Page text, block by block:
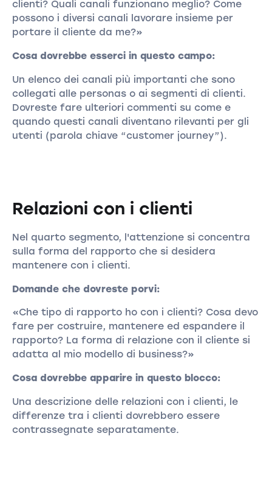
clienti? Quali canali funzionano meglio? Come
possono i diversi canali lavorare insieme per
portare il cliente da me?»
Cosa dovrebbe esserci in questo campo:
Un elenco dei canali più importanti che sono
collegati alle personas o ai segmenti di clienti.
Dovreste fare ulteriori commenti su come e
quando questi canali diventano rilevanti per gli
utenti (parola chiave “customer journey”).
Relazioni con i clienti
Nel quarto segmento, l'attenzione si concentra
sulla forma del rapporto che si desidera
mantenere con i clienti.
Domande che dovreste porvi:
«Che tipo di rapporto ho con i clienti? Cosa devo
fare per costruire, mantenere ed espandere il
rapporto? La forma di relazione con il cliente si
adatta al mio modello di business?»
Cosa dovrebbe apparire in questo blocco:
Una descrizione delle relazioni con i clienti, le
differenze tra i clienti dovrebbero essere
contrassegnate separatamente.